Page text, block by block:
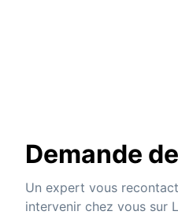
Demande
Un expert vous
intervenir chez vous sur